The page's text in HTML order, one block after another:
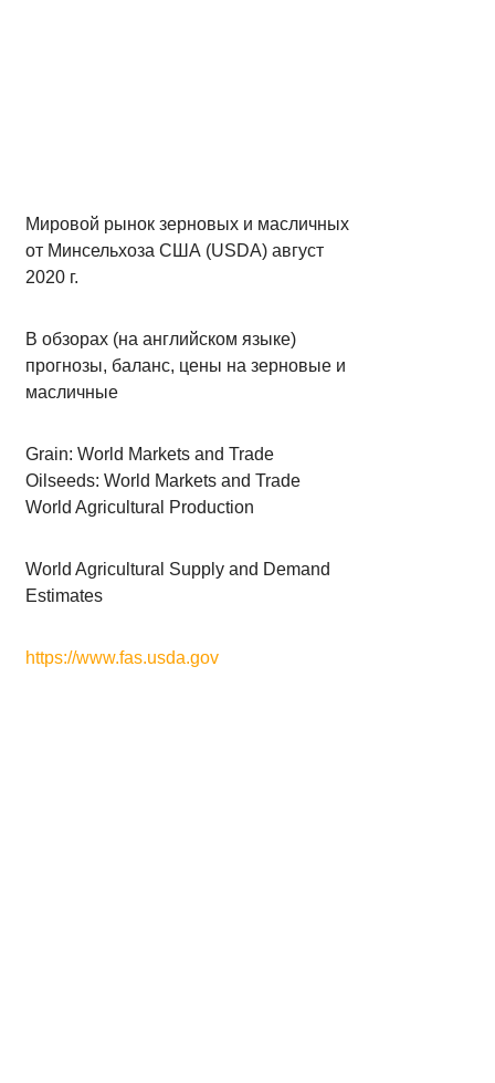
Мировой рынок зерновых и масличных
от Минсельхоза США (USDA) август
2020 г.
В обзорах (на английском языке)
прогнозы, баланс, цены на зерновые и
масличные
Grain: World Markets and Trade
Oilseeds: World Markets and Trade
World Agricultural Production
World Agricultural Supply and Demand
Estimates
https://www.fas.usda.gov